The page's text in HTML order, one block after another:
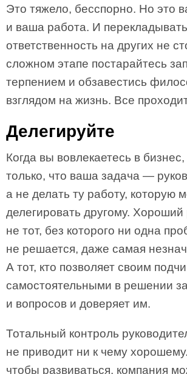
Это тяжело, бесспорно. Но это
и ваша работа. И перекладывать
ответственность на других не
сложном этапе постарайтесь
терпением и обзавестись
взглядом на жизнь. Все
Делегируйте
Когда вы вовлекаетесь в
только, что ваша задача —
а не делать ту работу, которую
делегировать другому. Хороший
не тот, без которого ни одна
не решается, даже самая
А тот, кто позволяет своим
самостоятельными в решении
и вопросов и доверяет им.
Тотальный контроль
не приводит ни к чему
чтобы развиваться, компания